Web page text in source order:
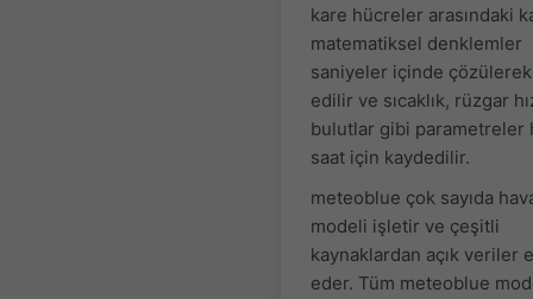
kare hücreler arasındaki
matematiksel denklemler
saniyeler içinde
edilir ve sıcaklık, rüzgar
bulutlar gibi parametreler
saat için kaydedilir.
meteoblue çok sayıda
modeli işletir ve çeşitli
kaynaklardan açık veriler
eder. Tüm meteoblue